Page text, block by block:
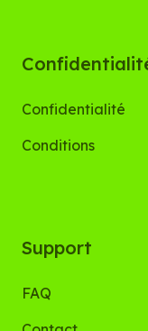
Confidentialité
Conditions
Support
FAQ